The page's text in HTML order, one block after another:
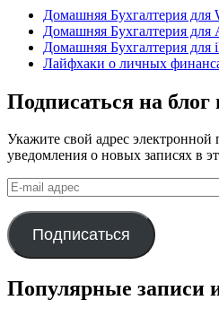
Домашняя Бухгалтерия для
Домашняя Бухгалтерия для
Домашняя Бухгалтерия для
Лайфхаки о личных
Подписаться на блог
Укажите свой адрес
уведомления о новых записях в
E-
mail
адрес
Подписаться
Популярные записи